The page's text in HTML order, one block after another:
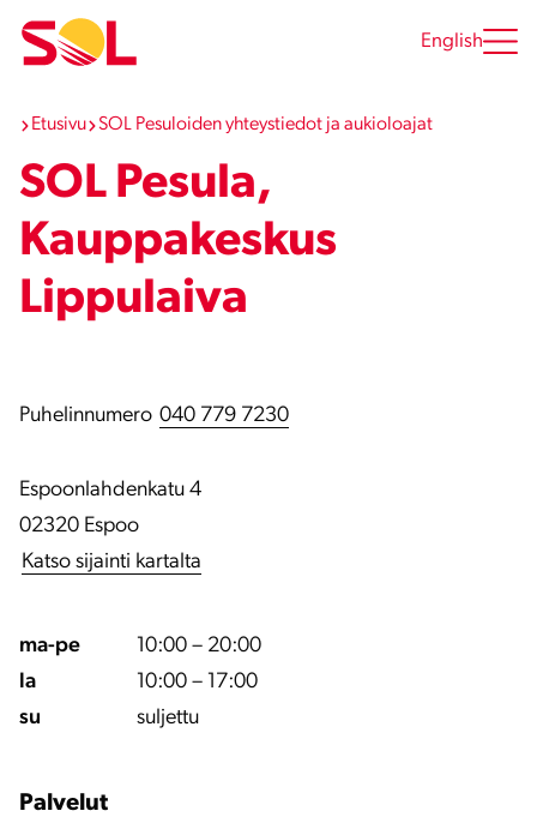
sisältöön
English
Etusivu SOL Pesuloiden yhteystiedot ja aukioloajat
SOL Pesula,
Kauppakeskus
Lippulaiva
Puhelinnumero 040 779 7230
Espoonlahdenkatu 4
02320 Espoo
Katso sijainti kartalta
ma-pe
10:00 – 20:00
la
10:00 – 17:00
su
suljettu
Palvelut